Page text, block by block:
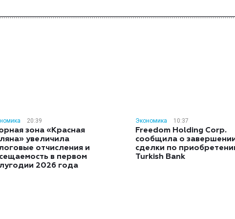
20:39
зона «Красная
увеличила
отчисления и
в первом
2026 года
Экономика 10:37
Freedom Holding Corp.
сообщила о
сделки по
Turkish Bank